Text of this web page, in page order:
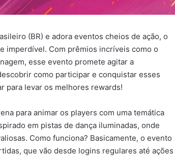
(BR) e adora eventos cheios de ação, o
imperdível. Com prêmios incríveis como o
esse evento promete agitar a
como participar e conquistar esses
para levar os melhores rewards!
para animar os players com uma temática
em pistas de dança iluminadas, onde
Como funciona? Basicamente, o evento
que vão desde logins regulares até ações